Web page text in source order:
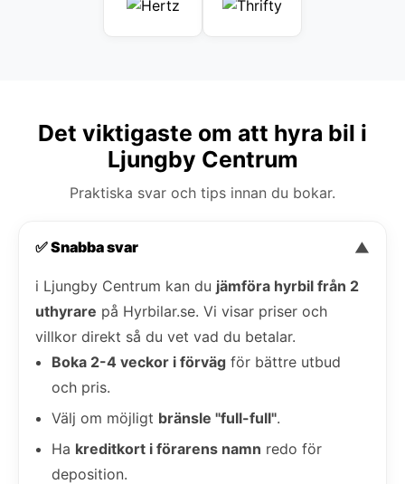
Det viktigaste om att hyra bil i
Ljungby Centrum
Praktiska svar och tips innan du bokar.
✅ Snabba svar ▼
i Ljungby Centrum kan du jämföra hyrbil från 2
uthyrare på Hyrbilar.se. Vi visar priser och
villkor direkt så du vet vad du betalar.
Boka 2-4 veckor i förväg för bättre utbud
och pris.
Välj om möjligt bränsle "full-full".
Ha kreditkort i förarens namn redo för
deposition.